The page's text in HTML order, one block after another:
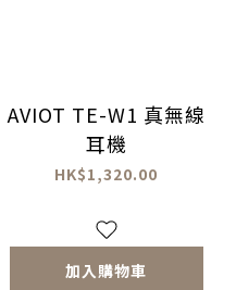
AVIOT TE-W1 真無線
耳機
HK$1,320.00
加入購物車